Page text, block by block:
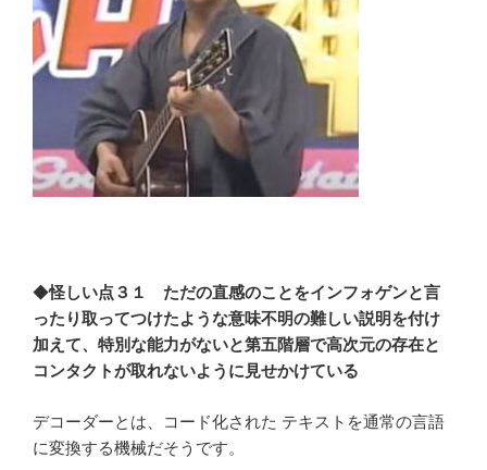
◆怪しい点３１ ただの直感のことをインフォゲンと言
ったり取ってつけたような意味不明の難しい説明を付け
加えて、特別な能力がないと第五階層で高次元の存在と
コンタクトが取れないように見せかけている
デコーダーとは、コード化された テキストを通常の言語
に変換する機械だそうです。